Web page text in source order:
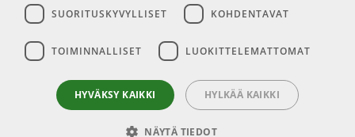
Mitat (L×S×K)
1322 × 232 × 102 mm
Virta
AC‑adapteri / 6 ×
AA‑paristoa (valinnainen)
Soveltuvuus
Myymälän aukioloajat:
Ma-Pe 10-18
SUORITUSKYVYLLISET KOHDENTAVAT
TOIMINNALLISET LUOKITTELEMATTOMAT
HYVÄKSY KAIKKI HYLKÄÄ KAIKKI
NÄYTÄ TIEDOT